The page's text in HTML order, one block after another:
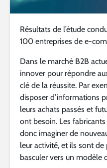
Résultats de l’étude
100 entreprises de e-
Dans le marché B2B
innover pour répondre
clé de la réussite. Par
disposer d’informations
leurs achats passés et
ont besoin. Les
donc imaginer de
leur activité, et ils sont
basculer vers un modèle